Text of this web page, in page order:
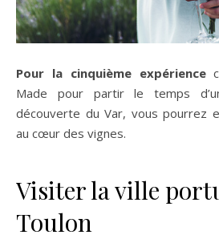
Pour la cinquième expérience
Made pour partir le temps
découverte du Var, vous pourrez
au cœur des vignes.
Visiter la ville
Toulon